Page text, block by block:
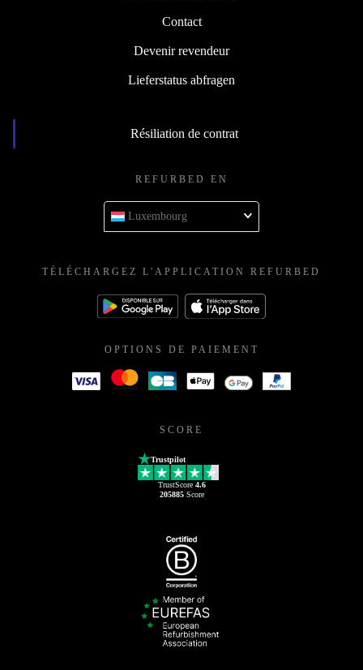
Contact
Devenir revendeur
Lieferstatus abfragen
Résiliation de contrat
REFURBED EN
Luxembourg
TÉLÉCHARGEZ L'APPLICATION REFURBED
OPTIONS DE PAIEMENT
SCORE
Trustpilot
TrustScore 4.6
205885Score